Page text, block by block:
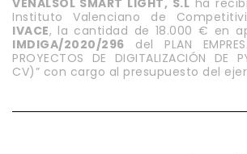
VENALSOL SMART LIGHT, S.L ha
Instituto Valenciano de
IVACE, la cantidad de 18.000 € en
IMDIGA/2020/296 del PLAN
PROYECTOS DE DIGITALIZACIÓN DE
CV)” con cargo al presupuesto del